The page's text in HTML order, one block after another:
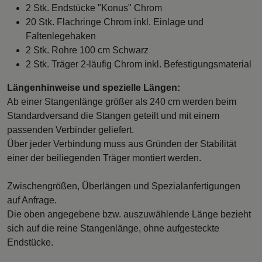
2 Stk. Endstücke "Konus" Chrom
20 Stk. Flachringe Chrom inkl. Einlage und
Faltenlegehaken
2 Stk. Rohre 100 cm Schwarz
2 Stk. Träger 2-läufig Chrom inkl. Befestigungsmaterial
Längenhinweise und spezielle Längen:
Ab einer Stangenlänge größer als 240 cm werden beim
Standardversand die Stangen geteilt und mit einem
passenden Verbinder geliefert.
Über jeder Verbindung muss aus Gründen der Stabilität
einer der beiliegenden Träger montiert werden.
Zwischengrößen, Überlängen und Spezialanfertigungen
auf Anfrage.
Die oben angegebene bzw. auszuwählende Länge bezieht
sich auf die reine Stangenlänge, ohne aufgesteckte
Endstücke.